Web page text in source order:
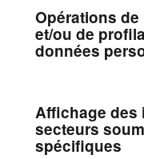
Opérations
et/ou de
données
Affichage des
secteurs
spécifiques